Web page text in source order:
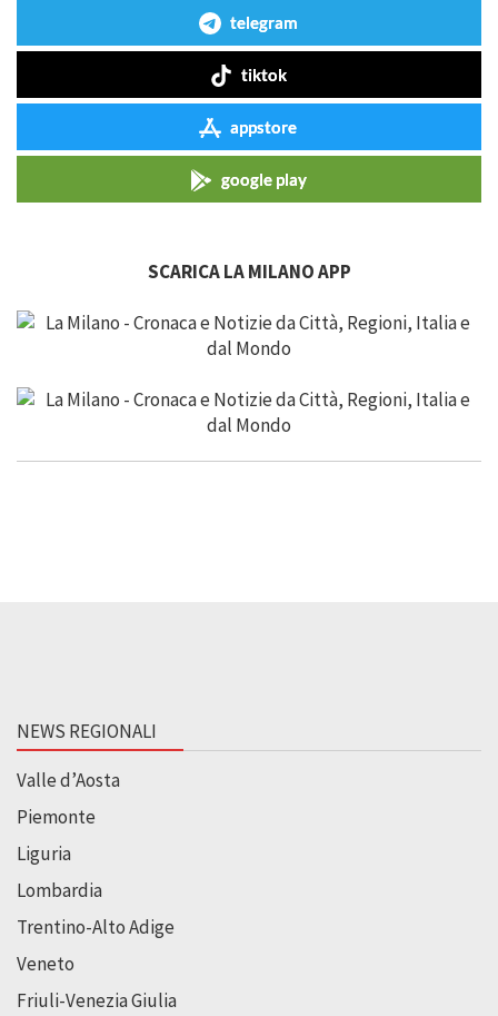
telegram
tiktok
appstore
google play
SCARICA LA MILANO APP
NEWS REGIONALI
Valle d’Aosta
Piemonte
Liguria
Lombardia
Trentino-Alto Adige
Veneto
Friuli-Venezia Giulia